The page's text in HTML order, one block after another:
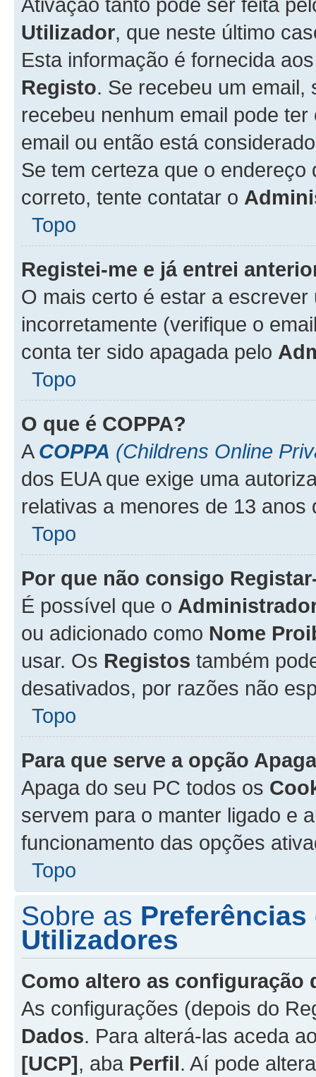
Utilizador, que neste último
Esta informação é fornecida
Registo. Se recebeu um
recebeu nenhum email pode
email ou então está
Se tem certeza que o
correto, tente contatar o
Topo
Registei-me e já entrei
O mais certo é estar a
incorretamente (verifique o
conta ter sido apagada pelo
Topo
O que é COPPA?
A COPPA (Childrens Online
dos EUA que exige uma
relativas a menores de 13 anos
Topo
Por que não consigo
É possível que o
ou adicionado como Nome
usar. Os Registos também
desativados, por razões não
Topo
Para que serve a opção
Apaga do seu PC todos os
servem para o manter ligado e
funcionamento das opções
Topo
Sobre as
Utilizadores
Como altero as configuração
As configurações (depois do
Dados. Para alterá-las aceda
[UCP], aba Perfil. Aí pode